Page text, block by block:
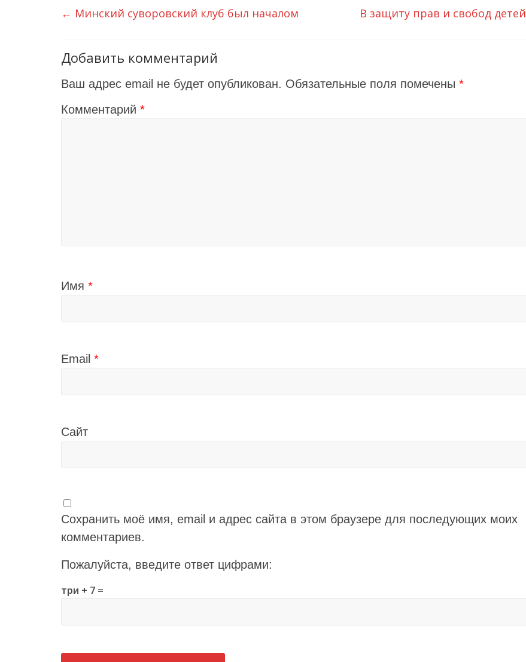
← Минский суворовский клуб был началом В защиту прав и свобод детей
Добавить комментарий
Ваш адрес email не будет опубликован. Обязательные поля помечены *
Комментарий *
Имя *
Email *
Сайт
Сохранить моё имя, email и адрес сайта в этом браузере для последующих моих
комментариев.
Пожалуйста, введите ответ цифрами:
три + 7 =